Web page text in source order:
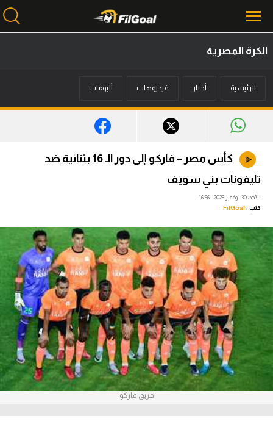
أخبار
فانتازي في الجول
فيديوهات
عدسات
آراء حرة
ركن الألعاب
بطولات
أمريكا 2026
الكرة المصرية
الرئيسية أخبار فيديوهات ألبومات
كأس مصر – فاركو إلى دور الـ 16 بثنائية ضد
تليفونات بني سويف
الأحد، 30 نوفمبر 2025 - 16:56
كتب : FilGoal
فريق فاركو